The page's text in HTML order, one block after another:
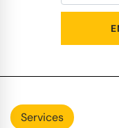
Services